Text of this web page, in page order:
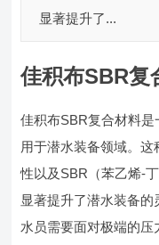
显著提升了...
佳积布SBR复
佳积布SBR复合材料
用于潜水装备领域。
性以及SBR（苯乙烯-
显著提升了潜水装备
水员需要面对极端的